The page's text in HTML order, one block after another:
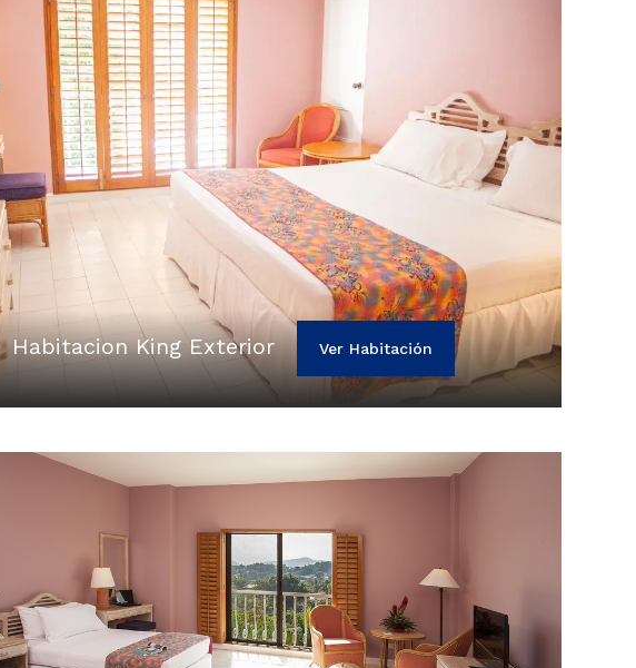
Habitacion King Exterior Ver Habitación